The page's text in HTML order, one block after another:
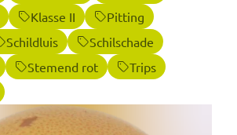
Klasse II
Pitting
Schildluis
Schilschade
Stemend rot
Trips